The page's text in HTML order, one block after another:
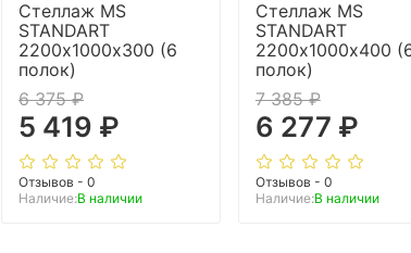
Стеллаж MS
STANDART
2200х1000х300 (6
полок)
6 375 ₽
5 419 ₽
Отзывов - 0
Наличие:В наличии
Стеллаж MS
STANDART
2200х1000х400
полок)
7 385 ₽
6 277 ₽
Отзывов - 0
Наличие:В наличии